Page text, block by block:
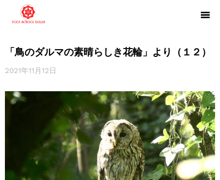
「鳥のダルマの素晴らしき花輪」より（１２）
2021年11月12日